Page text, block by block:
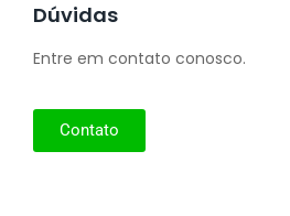
Dúvidas
Entre em contato conosco.
Contato